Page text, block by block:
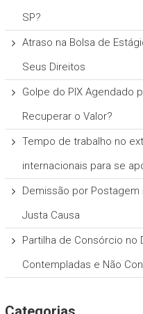
SP?
Atraso na Bolsa de
Seus Direitos
Golpe do PIX Agendado
Recuperar o Valor?
Tempo de trabalho no
internacionais para se
Demissão por Postagem
Justa Causa
Partilha de Consórcio no
Contempladas e Não